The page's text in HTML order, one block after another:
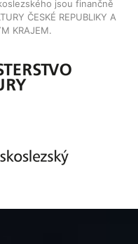
jsou finančně
ČESKÉ REPUBLIKY A
KRAJEM.